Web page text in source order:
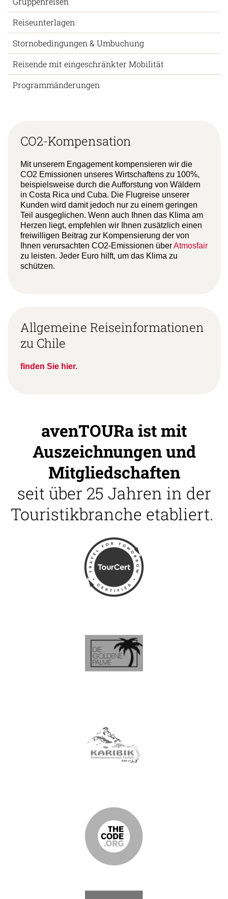
Reiseunterlagen
Stornobedingungen & Umbuchung
Reisende mit eingeschränkter Mobilität
Programmänderungen
CO2-Kompensation
Mit unserem Engagement kompensieren wir die
CO2 Emissionen unseres Wirtschaftens zu 100%,
beispielsweise durch die Aufforstung von Wäldern
in Costa Rica und Cuba. Die Flugreise unserer
Kunden wird damit jedoch nur zu einem geringen
Teil ausgeglichen. Wenn auch Ihnen das Klima am
Herzen liegt, empfehlen wir Ihnen zusätzlich einen
freiwilligen Beitrag zur Kompensierung der von
Ihnen verursachten CO2-Emissionen überAtmosfair
zu leisten. Jeder Euro hilft, um das Klima zu
schützen.
Allgemeine Reiseinformationen
zu Chile
finden Sie hier.
avenTOURa ist mit
Auszeichnungen und
Mitgliedschaften
seit über 25 Jahren in der
Touristikbranche etabliert.